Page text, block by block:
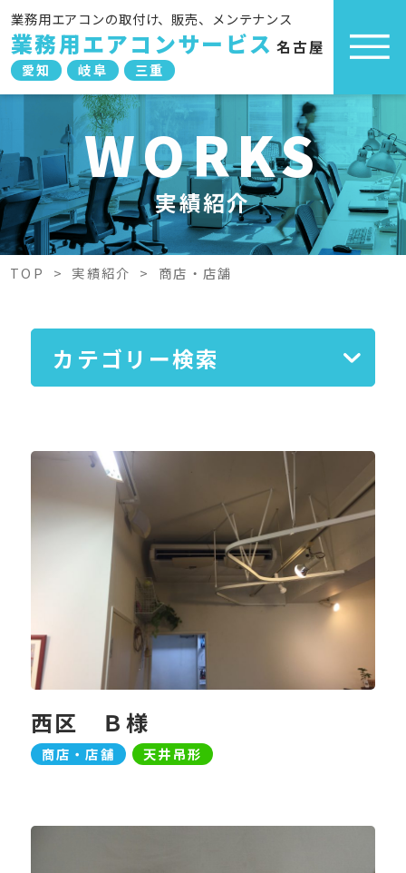
業務用エアコンの取付け、販売、メンテナンス
業務用エアコンサービス 名古屋
愛知 岐阜 三重
WORKS
実績紹介
TOP > 実績紹介 > 商店・店舗
カテゴリー検索
西区 Ｂ様
商店・店舗 天井吊形